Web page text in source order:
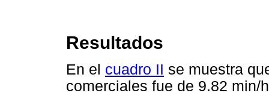
Resultados
En el cuadro II se muestra
comerciales fue de 9.82 min/